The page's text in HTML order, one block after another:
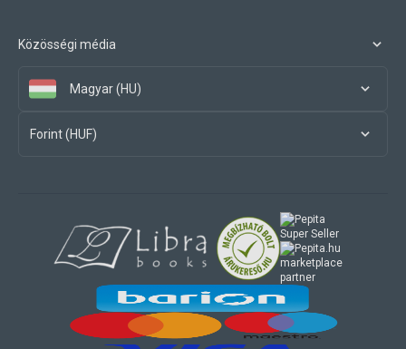
Közösségi média
Magyar (HU)
Forint (HUF)
marketplace
partner